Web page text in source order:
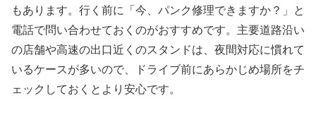
もあります。行く前に「今、パンク修理できますか？」と
電話で問い合わせておくのがおすすめです。主要道路沿い
の店舗や高速の出口近くのスタンドは、夜間対応に慣れて
いるケースが多いので、ドライブ前にあらかじめ場所をチ
ェックしておくとより安心です。